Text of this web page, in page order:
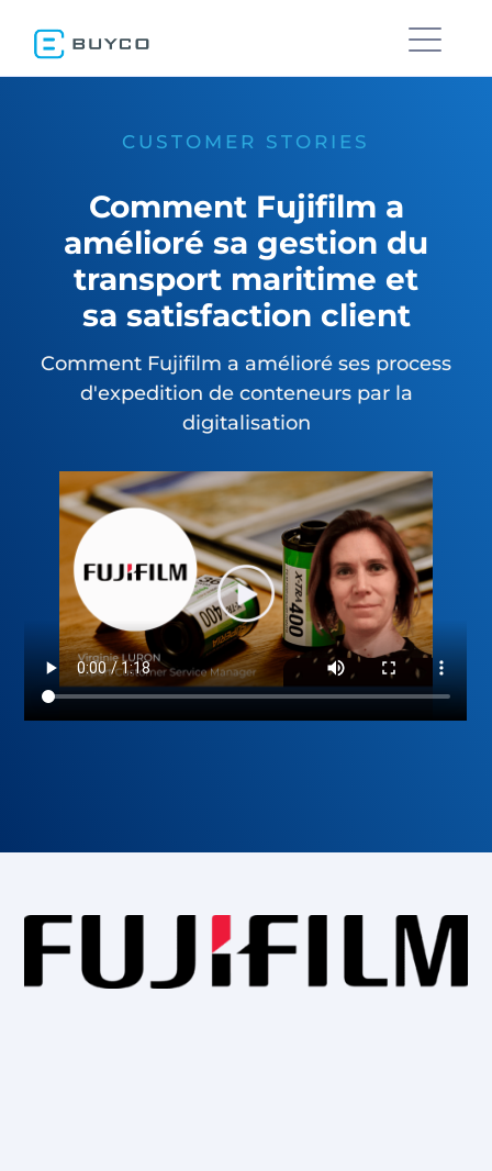
CUSTOMER STORIES
Comment Fujifilm a
amélioré sa gestion du
transport maritime et
sa satisfaction client
Comment Fujifilm a amélioré ses process
d'expedition de conteneurs par la
digitalisation